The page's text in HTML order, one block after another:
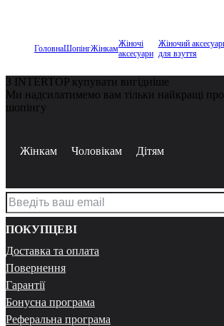
ГоловнаШопінгЖінкамЖіночі
аксесуари
Жіночий
для взуття
З INTERTOP купувати вигідніше
Ми надсилатимемо вам тільки найкращі
шопінгу
Жінкам Чоловікам Дітям
ПОКУПЦЕВІ
Доставка та оплата
Повернення
Гарантії
Бонусна програма
Реферальна програма